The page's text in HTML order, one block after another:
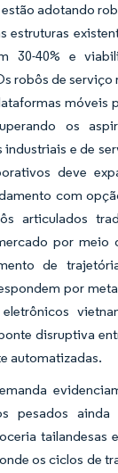
adotando
estruturas
30-40% e
robôs de serviço
móveis
os
e de
deve
com
articulados
por meio
de
por
disruptiva
automatizadas.
pesados
tailandesas
os ciclos de